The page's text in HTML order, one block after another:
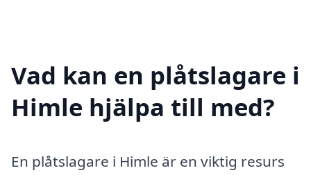
Vad kan en plåtslagare i
Himle hjälpa till med?
En plåtslagare i Himle är en viktig resurs